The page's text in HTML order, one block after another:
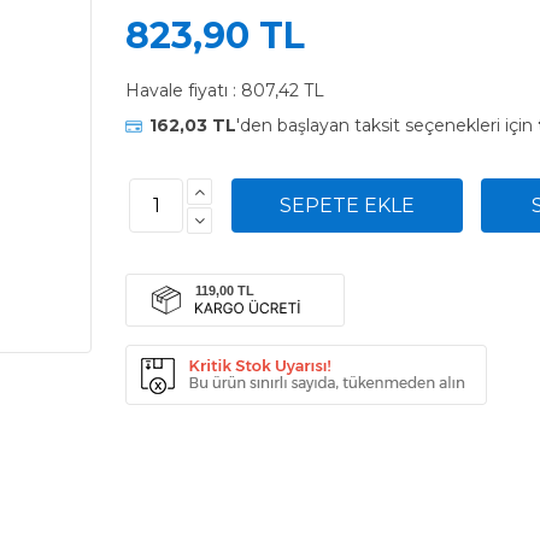
823,90 TL
Havale fiyatı : 807,42 TL
162,03 TL'den başlayan taksit seçenekleri için